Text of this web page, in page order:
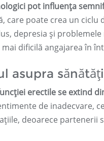
pot influența
care poate crea un ciclu
depresia și
mai dificilă angajarea în
asupra
erectile se extind
de inadecvare,
deoarece partenerii